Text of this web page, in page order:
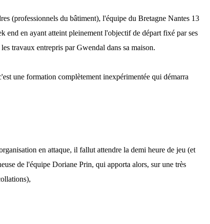
(professionnels du bâtiment), l'équipe du Bretagne Nantes 13
end en ayant atteint pleinement l'objectif de départ fixé par ses
travaux entrepris par Gwendal dans sa maison.
une formation complètement inexpérimentée qui démarra
en attaque, il fallut attendre la demi heure de jeu (et
de l'équipe Doriane Prin, qui apporta alors, sur une très